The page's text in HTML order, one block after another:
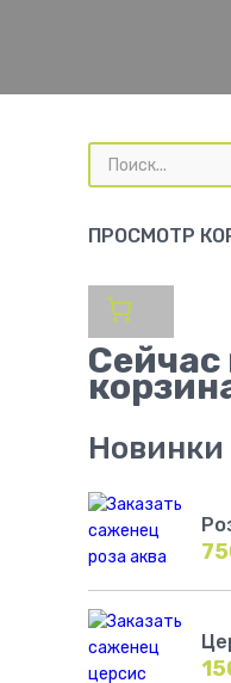
Поиск
товаров
ПРОСМОТР
Новинки